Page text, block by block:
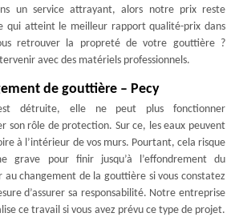
un service attrayant, alors notre prix reste
qui atteint le meilleur rapport qualité-prix dans
retrouver la propreté de votre gouttière ?
avec des matériels professionnels.
de gouttière – Pecy
détruite, elle ne peut plus fonctionner
son rôle de protection. Sur ce, les eaux peuvent
à l’intérieur de vos murs. Pourtant, cela risque
grave pour finir jusqu’à l’effondrement du
changement de la gouttière si vous constatez
d’assurer sa responsabilité. Notre entreprise
ce travail si vous avez prévu ce type de projet.